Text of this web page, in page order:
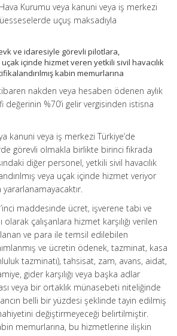
Kurumu veya kanuni veya iş merkezi
uçuş maksadıyla
ve idaresiyle görevli pilotlara,
içinde hizmet veren yetkili sivil havacılık
kabin memurlarına
nakden veya hesaben ödenen aylık
değerinin %70’i gelir vergisinden istisna
kanuni veya iş merkezi Türkiye’de
görevli olmakla birlikte birinci fıkrada
diğer personel, yetkili sivil havacılık
veya uçak içinde hizmet veriyor
maddesinde ücret, işverene tabi ve
çalışanlara hizmet karşılığı verilen
ve para ile temsil edilebilen
ve ücretin ödenek, tazminat, kasa
tazminatı), tahsisat, zam, avans, aidat,
gider karşılığı veya başka adlar
veya bir ortaklık münasebeti niteliğinde
belli bir yüzdesi şeklinde tayin edilmiş
değiştirmeyeceği belirtilmiştir.
memurlarına, bu hizmetlerine ilişkin